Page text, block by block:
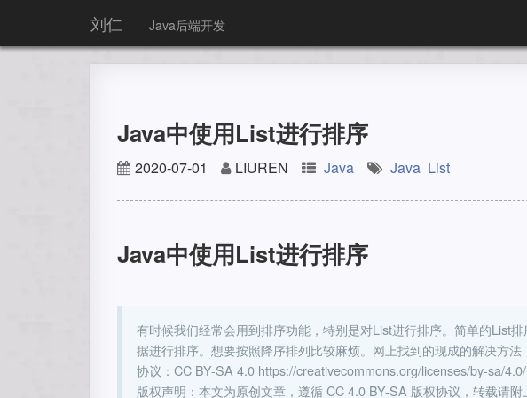
刘仁 Java后端开发
Java中使用List进行排序
2020-07-01 LIUREN Java Java List
Java中使用List进行排序
有时候我们经常会用到排序功能，特别是对List进行排序。简单的List
据进行排序。想要按照降序排列比较麻烦。网上找到的现成的解决方法
协议：CC BY-SA 4.0 https://creativecommons.org/licenses/by-sa/4.0/
版权声明：本文为原创文章，遵循 CC 4.0 BY-SA 版权协议，转载请附